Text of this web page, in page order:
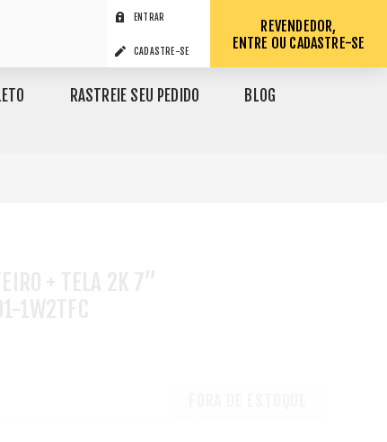
ENTRAR
CADASTRE-SE
REVENDEDOR,
ENTRE OU CADASTRE-SE
RASTREIE SEU PEDIDO BLOG